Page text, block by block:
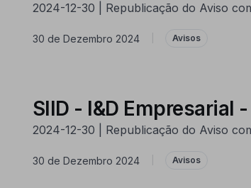
2024-12-30 | Republicação do Aviso
30 de Dezembro 2024 Avisos
SIID - I&D Empresarial
2024-12-30 | Republicação do Aviso
30 de Dezembro 2024 Avisos